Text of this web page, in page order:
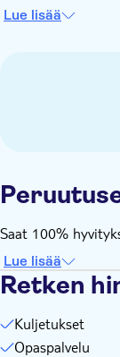
Retki on
Lue lisää
Saat 100%
Lue lisää
Retken
Kuljetukset
Opaspalvelu